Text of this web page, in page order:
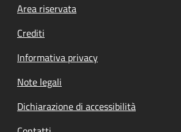
Footer menu
Area riservata
Crediti
Informativa privacy
Note legali
Dichiarazione di accessibilità